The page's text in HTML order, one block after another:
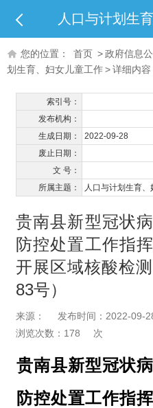
人口与计划生
您的位置： 首页 >政府信息
划生育、妇女儿童工作>详细内容
索引号：
发布机构：
生成日期：
2022-09-28
废止日期：
文 号：
所属主题：
人口与计划生育
贵南县新型冠状
防控处置工作指
开展区域核酸检
83号）
来源：
发布时间：2022-09-
浏览次数： 178 次
贵南县新型冠状
防控处置工作指